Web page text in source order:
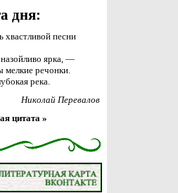
дня:
хвастливой песни
ярка, —
мелкие речонки.
река.
Николай Перевалов
цитата »